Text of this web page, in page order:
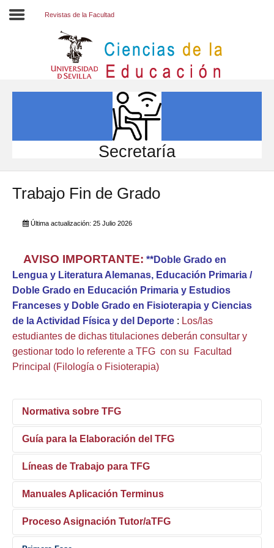
INVESTIGACIÓN
INTERNACIONAL
Directorio FCCE
Revistas de la Facultad
Secretaría
Trabajo Fin de Grado
Última actualización: 25 Julio 2026
AVISO IMPORTANTE: **Doble Grado en
Lengua y Literatura Alemanas, Educación Primaria /
Doble Grado en Educación Primaria y Estudios
Franceses y Doble Grado en Fisioterapia y Ciencias
de la Actividad Física y del Deporte : Los/las
estudiantes de dichas titulaciones deberán consultar y
gestionar todo lo referente a TFG con su Facultad
Principal (Filología o Fisioterapia)
Normativa sobre TFG
Normativa sobre Trabajos Fin de Estudios US
Resolución Rectoral sobre Trabajos Fin de Estudios de la
Facultad Ciencias de la Educación
Infografía para la correcta matriculación del TFG
Guía para la Elaboración del TFG
Líneas de Trabajo para TFG
Lineas de trabajo por departamento y área
Grado en Educación Primaria
Manuales Aplicación Terminus
SE RECOMIENDA A TODAS LAS PARTES IMPLICADAS QUE
Proceso Asignación Tutor/aTFG